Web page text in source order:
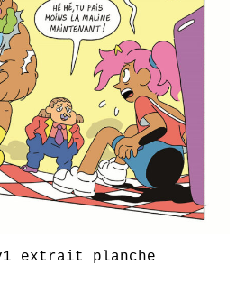
extrait planche